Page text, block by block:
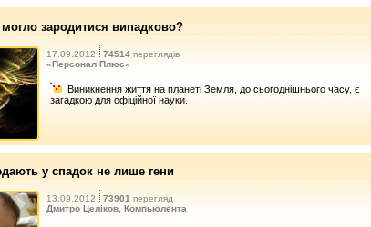
зародитися випадково?
17.09.2012 74514 переглядів
«Персонал Плюс»
Виникнення життя на планеті Земля, до сьогоднішнього часу, є
загадкою для офіційної науки.
у спадок не лише гени
13.09.2012 73901 перегляд
Дмитро Целіков, Компьюлента